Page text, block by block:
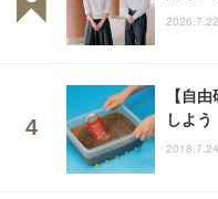
【自
しよう